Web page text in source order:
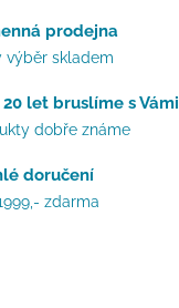
prodejna
výběr skladem
20 let bruslíme s Vámi
dobře známe
doručení
zdarma